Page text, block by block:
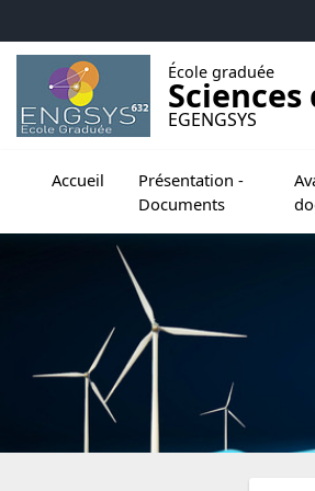
École graduée
EGENGSYS
Accueil
Présentation -
Documents